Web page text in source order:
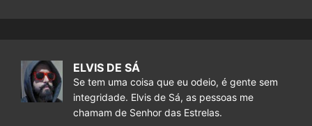
ELVIS DE SÁ
Se tem uma coisa que eu odeio, é gente sem
integridade. Elvis de Sá, as pessoas me
chamam de Senhor das Estrelas.